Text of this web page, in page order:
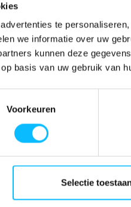
te
we informatie over uw
kunnen deze
basis van uw gebruik van
Voorkeuren
Selectie
Niet zeker wat jou
met
de
Artikelnummer
Producttype